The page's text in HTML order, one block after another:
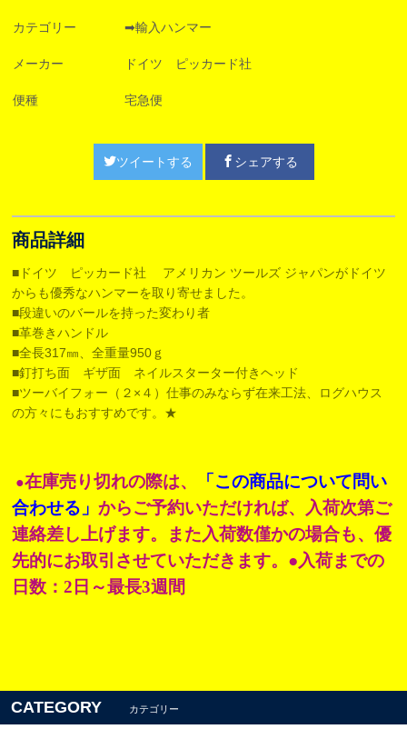
カテゴリー ➡輸入ハンマー
メーカー ドイツ ピッカード社
便種 宅急便
ツイートする シェアする
商品詳細
■ドイツ ピッカード社 アメリカン ツールズ ジャパンがドイツ
からも優秀なハンマーを取り寄せました。
■段違いのバールを持った変わり者
■革巻きハンドル
■全長317㎜、全重量950ｇ
■釘打ち面 ギザ面 ネイルスターター付きヘッド
■ツーバイフォー（２×４）仕事のみならず在来工法、ログハウス
の方々にもおすすめです。★
●在庫売り切れの際は、
「この商品について問い
合わせる」からご予約いただければ、入荷次第ご
連絡差し上げます。また入荷数僅かの場合も、優
先的にお取引させていただきます。●入荷までの
日数：2日～最長3週間
CATEGORY カテゴリー